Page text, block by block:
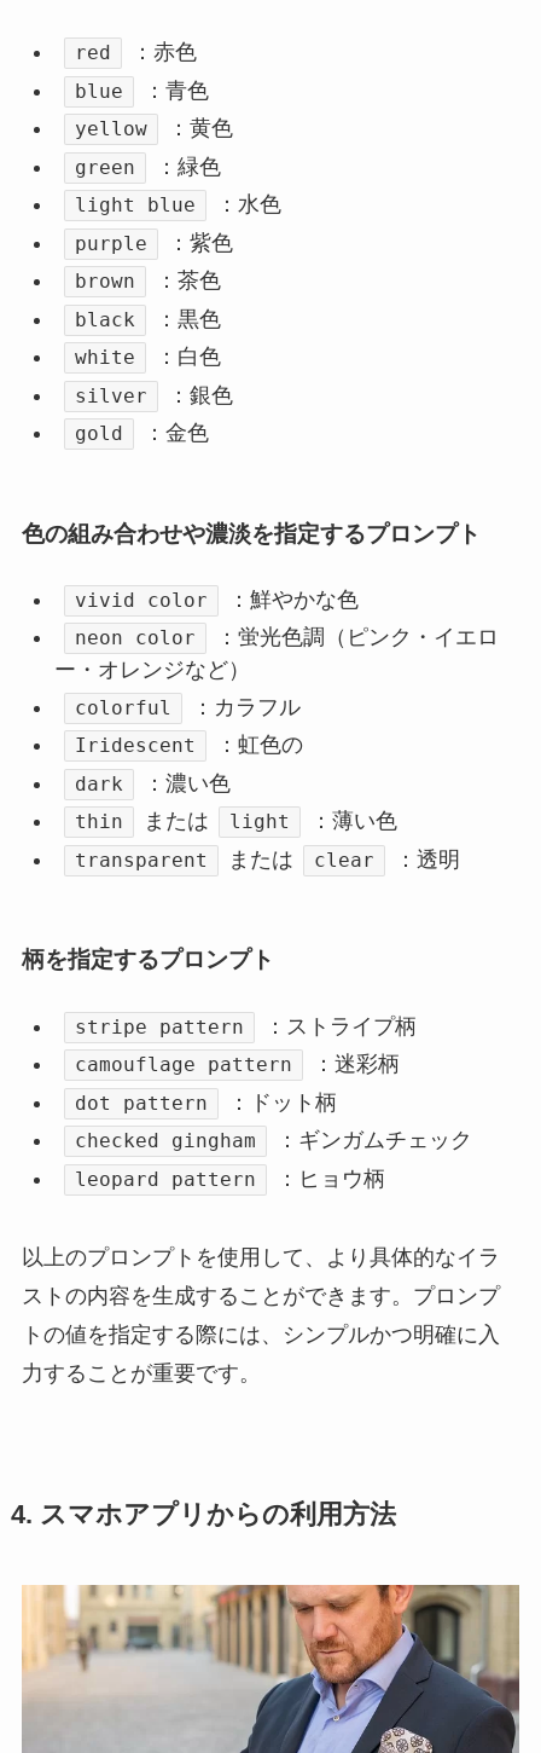
red ：赤色
blue ：青色
yellow ：黄色
green ：緑色
light blue ：水色
purple ：紫色
brown ：茶色
black ：黒色
white ：白色
silver ：銀色
gold ：金色
色の組み合わせや濃淡を指定するプロンプト
vivid color ：鮮やかな色
neon color
：蛍光色調（ピンク・イエロ
ー・オレンジなど）
colorful ：カラフル
Iridescent ：虹色の
dark ：濃い色
thin または light ：薄い色
transparent または clear ：透明
柄を指定するプロンプト
stripe pattern ：ストライプ柄
camouflage pattern ：迷彩柄
dot pattern ：ドット柄
checked gingham ：ギンガムチェック
leopard pattern ：ヒョウ柄
以上のプロンプトを使用して、より具体的なイラ
ストの内容を生成することができます。プロンプ
トの値を指定する際には、シンプルかつ明確に入
力することが重要です。
4. スマホアプリからの利用方法